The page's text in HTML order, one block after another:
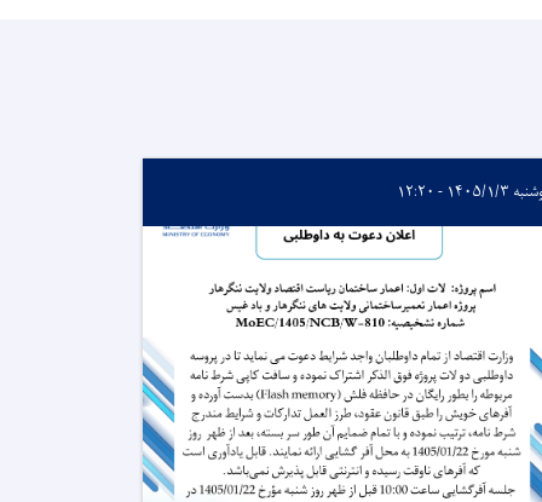
۱/۳ - ۱۲:۲۰